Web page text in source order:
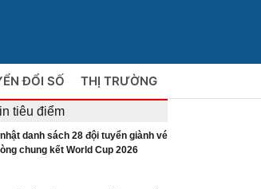
ĐỔI SỐ THỊ TRƯỜNG
tiêu điểm
danh sách 28 đội tuyển giành vé
chung kết World Cup 2026